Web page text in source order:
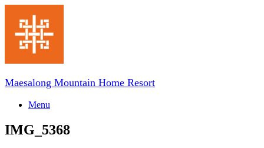
content
Maesalong Mountain Home Resort
Menu
IMG_5368